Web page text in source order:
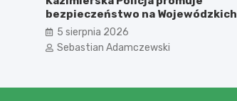
bezpieczeństwo na Wojewódzkich
Obchodach Święta Policji
5 sierpnia 2026
Sebastian Adamczewski